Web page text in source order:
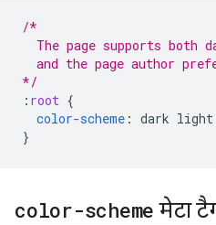
/*
The page supports both
and the page author
*/
: root {
color-scheme : dark light
}
color-scheme मेटा